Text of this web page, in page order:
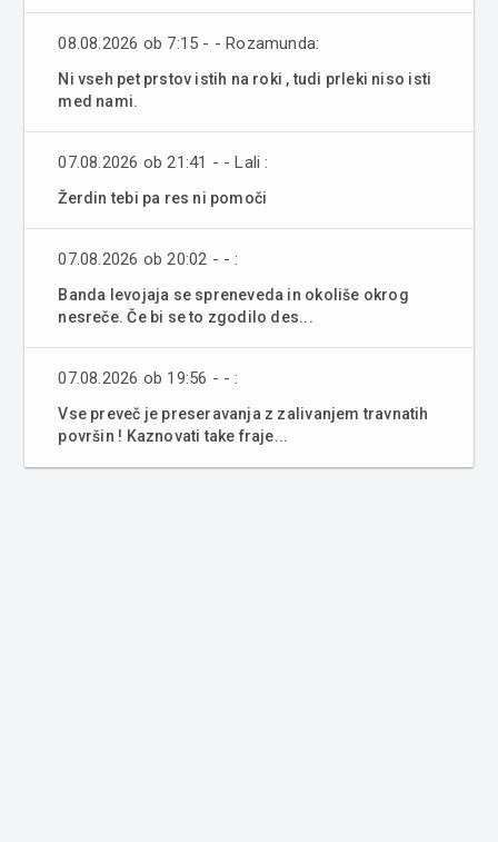
08.08.2026 ob 7:15 - - Rozamunda:
Ni vseh pet prstov istih na roki , tudi prleki niso isti
med nami.
07.08.2026 ob 21:41 - - Lali :
Žerdin tebi pa res ni pomoči
07.08.2026 ob 20:02 - - :
Banda levojaja se spreneveda in okoliše okrog
nesreče. Če bi se to zgodilo des...
07.08.2026 ob 19:56 - - :
Vse preveč je preseravanja z zalivanjem travnatih
površin ! Kaznovati take fraje...